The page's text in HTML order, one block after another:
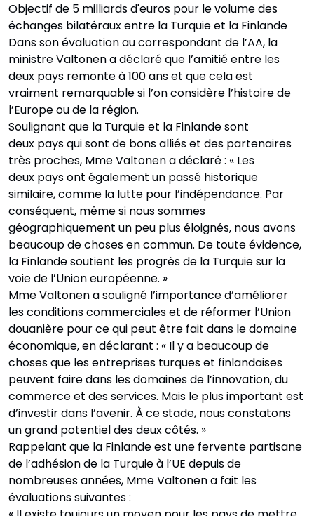
Objectif de 5 milliards d'euros pour le volume des
échanges bilatéraux entre la Turquie et la Finlande
Dans son évaluation au correspondant de l’AA, la
ministre Valtonen a déclaré que l’amitié entre les
deux pays remonte à 100 ans et que cela est
vraiment remarquable si l’on considère l’histoire de
l’Europe ou de la région.
Soulignant que la Turquie et la Finlande sont
deux pays qui sont de bons alliés et des partenaires
très proches, Mme Valtonen a déclaré : « Les
deux pays ont également un passé historique
similaire, comme la lutte pour l’indépendance. Par
conséquent, même si nous sommes
géographiquement un peu plus éloignés, nous avons
beaucoup de choses en commun. De toute évidence,
la Finlande soutient les progrès de la Turquie sur la
voie de l’Union européenne. »
Mme Valtonen a souligné l’importance d’améliorer
les conditions commerciales et de réformer l’Union
douanière pour ce qui peut être fait dans le domaine
économique, en déclarant : « Il y a beaucoup de
choses que les entreprises turques et finlandaises
peuvent faire dans les domaines de l’innovation, du
commerce et des services. Mais le plus important est
d’investir dans l’avenir. À ce stade, nous constatons
un grand potentiel des deux côtés. »
Rappelant que la Finlande est une fervente partisane
de l’adhésion de la Turquie à l’UE depuis de
nombreuses années, Mme Valtonen a fait les
évaluations suivantes :